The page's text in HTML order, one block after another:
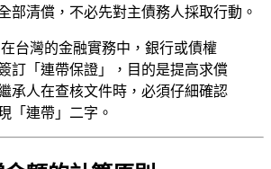
部清償，不必先對主債務人採取行動。
在台灣的金融實務中，銀行或債權
訂「連帶保證」，目的是提高求償
承人在查核文件時，必須仔細確認
「連帶」二字。